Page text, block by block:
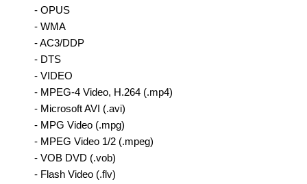
- OPUS
- WMA
- AC3/DDP
- DTS
- VIDEO
- MPEG-4 Video, H.264 (.mp4)
- Microsoft AVI (.avi)
- MPG Video (.mpg)
- MPEG Video 1/2 (.mpeg)
- VOB DVD (.vob)
- Flash Video (.flv)